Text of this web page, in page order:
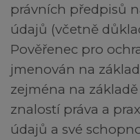
právních předpisů
údajů (včetně
Pověřenec pro
jmenován na
zejména na
znalostí práva a
údajů a své